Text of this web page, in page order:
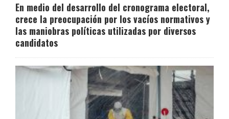
En medio del desarrollo del cronograma electoral,
crece la preocupación por los vacíos normativos y
las maniobras políticas utilizadas por diversos
candidatos